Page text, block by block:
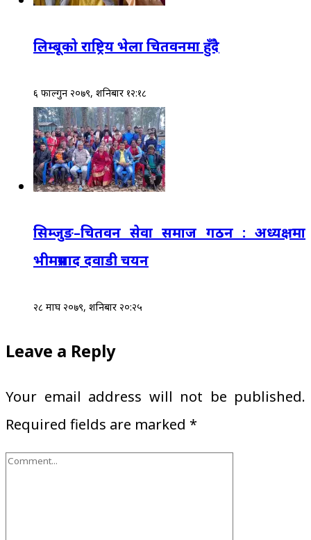
लिम्बूको राष्ट्रिय भेला चितवनमा हुँदै
६ फाल्गुन २०७९, शनिबार १२:१८
सिम्जुङ–चितवन सेवा समाज गठन : अध्यक्षमा
भीमप्रसाद दवाडी चयन
२८ माघ २०७९, शनिबार २०:२५
Leave a Reply
Your email address will not be published.
Required fields are marked *